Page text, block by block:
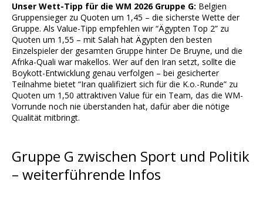
Unser Wett-Tipp für die WM 2026 Gruppe G: Belgien
Gruppensieger zu Quoten um 1,45 – die sicherste Wette der
Gruppe. Als Value-Tipp empfehlen wir “Ägypten Top 2” zu
Quoten um 1,55 – mit Salah hat Ägypten den besten
Einzelspieler der gesamten Gruppe hinter De Bruyne, und die
Afrika-Quali war makellos. Wer auf den Iran setzt, sollte die
Boykott-Entwicklung genau verfolgen – bei gesicherter
Teilnahme bietet “Iran qualifiziert sich für die K.o.-Runde” zu
Quoten um 1,50 attraktiven Value für ein Team, das die WM-
Vorrunde noch nie überstanden hat, dafür aber die nötige
Qualität mitbringt.
Gruppe G zwischen Sport und Politik
– weiterführende Infos